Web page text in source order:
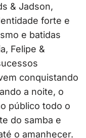
& Jadson,
forte e
e batidas
Felipe &
conquistando
a noite, o
público todo o
do samba e
o amanhecer.